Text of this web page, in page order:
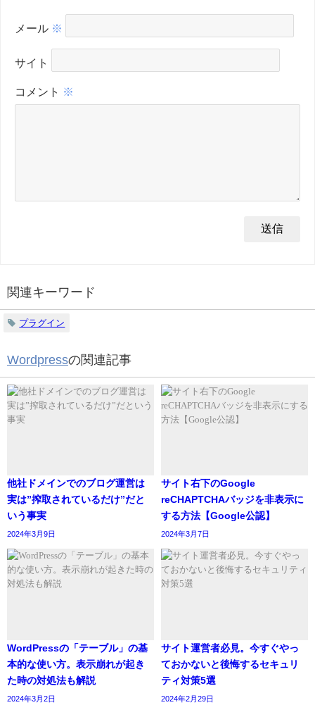
コメント ※
メール ※
サイト
関連キーワード
プラグイン
Wordpressの関連記事
他社ドメインでのブログ運営は
実は”搾取されているだけ”だと
いう事実
2024年3月9日
サイト右下のGoogle
reCHAPTCHAバッジを非表示に
する方法【Google公認】
2024年3月7日
WordPressの「テーブル」の基
本的な使い方。表示崩れが起き
た時の対処法も解説
2024年3月2日
サイト運営者必見。今すぐやっ
ておかないと後悔するセキュリ
ティ対策5選
2024年2月29日